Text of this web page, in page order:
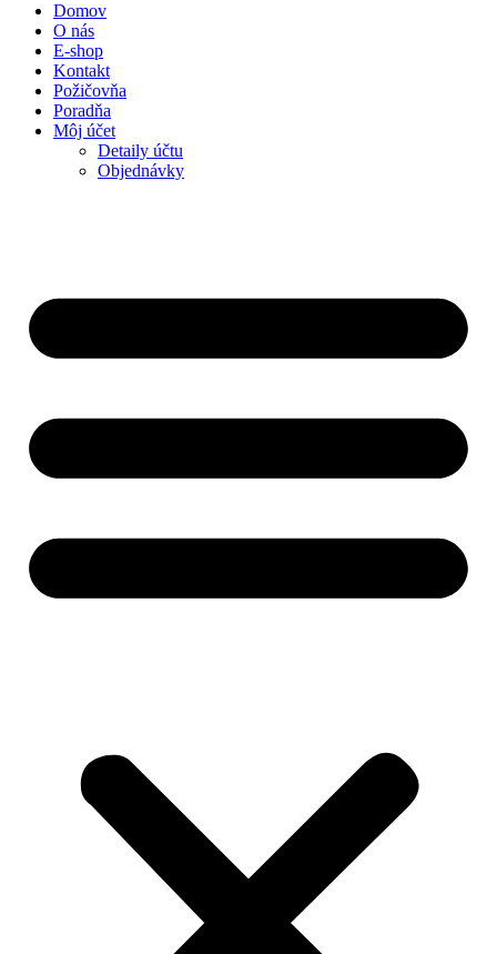
Domov
O nás
E-shop
Kontakt
Požičovňa
Poradňa
Môj účet
Detaily účtu
Objednávky